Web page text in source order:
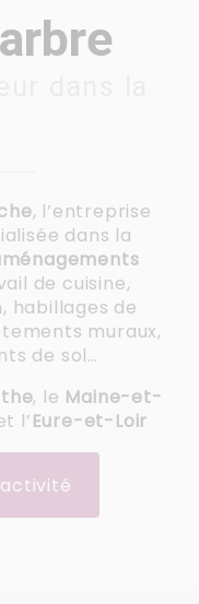
, l’entreprise
dans la
de cuisine,
habillages de
muraux,
de sol…
, le Maine-et-
l’Eure-et-Loir